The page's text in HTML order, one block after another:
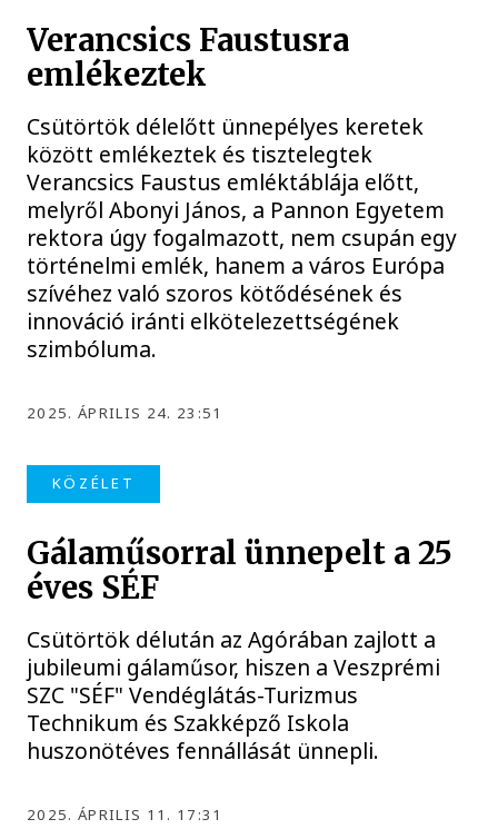
Verancsics Faustusra
emlékeztek
Csütörtök délelőtt ünnepélyes keretek
között emlékeztek és tisztelegtek
Verancsics Faustus emléktáblája előtt,
melyről Abonyi János, a Pannon Egyetem
rektora úgy fogalmazott, nem csupán egy
történelmi emlék, hanem a város Európa
szívéhez való szoros kötődésének és
innováció iránti elkötelezettségének
szimbóluma.
2025. ÁPRILIS 24. 23:51
KÖZÉLET
Gálaműsorral ünnepelt a 25
éves SÉF
Csütörtök délután az Agórában zajlott a
jubileumi gálaműsor, hiszen a Veszprémi
SZC "SÉF" Vendéglátás-Turizmus
Technikum és Szakképző Iskola
huszonötéves fennállását ünnepli.
2025. ÁPRILIS 11. 17:31